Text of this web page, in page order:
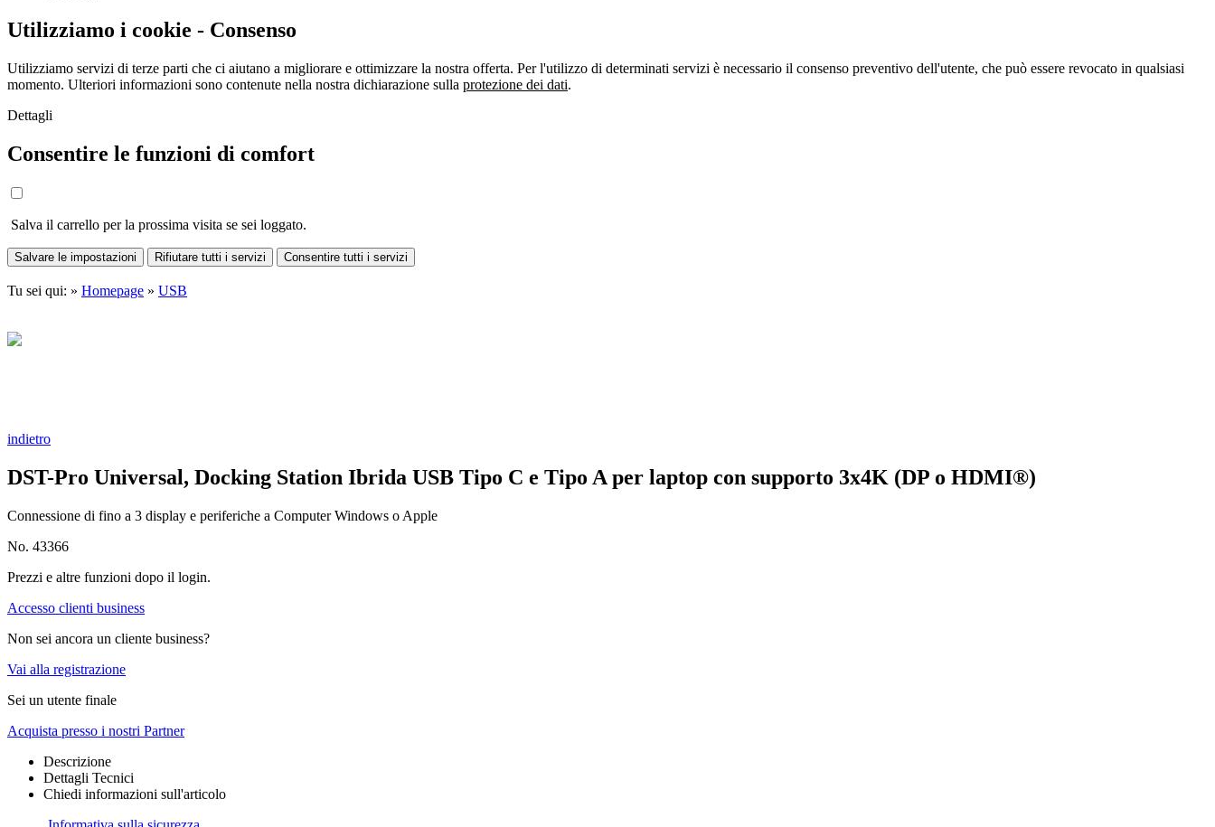
Utilizziamo i cookie - Consenso
Utilizziamo servizi di terze parti che ci aiutano a migliorare e ottimizzare la nostra offerta. Per l'utilizzo di determinati servizi è necessario il consenso preventivo dell'utente, che può essere revocato in qualsiasi
momento. Ulteriori informazioni sono contenute nella nostra dichiarazione sulla protezione dei dati.
Dettagli
Consentire le funzioni di comfort
Salva il carrello per la prossima visita se sei loggato.
Salvare le impostazioni Rifiutare tutti i servizi Consentire tutti i servizi
Tu sei qui: » Homepage » USB
indietro
DST-Pro Universal, Docking Station Ibrida USB Tipo C e Tipo A per laptop con supporto 3x4K (DP o HDMI®)
Connessione di fino a 3 display e periferiche a Computer Windows o Apple
No. 43366
Prezzi e altre funzioni dopo il login.
Accesso clienti business
Non sei ancora un cliente business?
Vai alla registrazione
Sei un utente finale
Acquista presso i nostri Partner
Descrizione
Dettagli Tecnici
Chiedi informazioni sull'articolo